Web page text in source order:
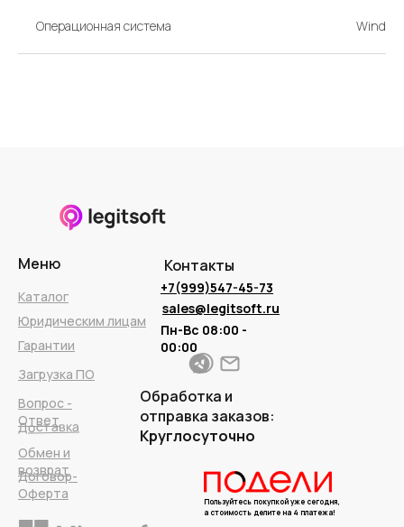
Операционная система
Контакты
sales@legitsoft.ru
Пн-Вс 08:00 -
00:00
Обработка и
отправка заказов:
Круглосуточно
Пользуйтесь покупкой уже сегодня,
а стоимость делите на 4 платежа!
+7(999)547-45-73
Меню
Каталог
Юридическим лицам
Гарантии
Загрузка ПО
Вопрос -
Ответ
Обмен и
возврат
Договор-
Оферта
Доставка